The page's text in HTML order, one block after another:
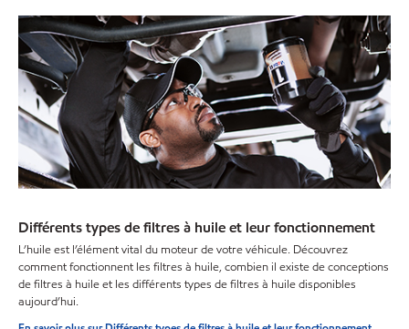
Différents types de filtres à huile et leur fonctionnement
L’huile est l’élément vital du moteur de votre véhicule. Découvrez
comment fonctionnent les filtres à huile, combien il existe de conceptions
de filtres à huile et les différents types de filtres à huile disponibles
aujourd’hui.